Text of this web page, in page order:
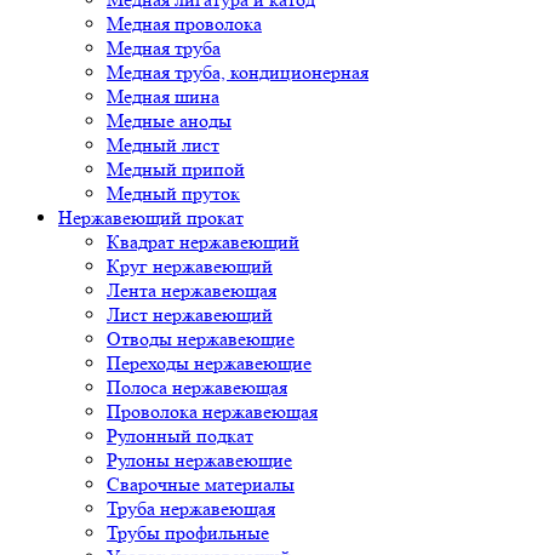
Медная проволока
Медная труба
Медная труба, кондиционерная
Медная шина
Медные аноды
Медный лист
Медный припой
Медный пруток
Нержавеющий прокат
Квадрат нержавеющий
Круг нержавеющий
Лента нержавеющая
Лист нержавеющий
Отводы нержавеющие
Переходы нержавеющие
Полоса нержавеющая
Проволока нержавеющая
Рулонный подкат
Рулоны нержавеющие
Сварочные материалы
Труба нержавеющая
Трубы профильные